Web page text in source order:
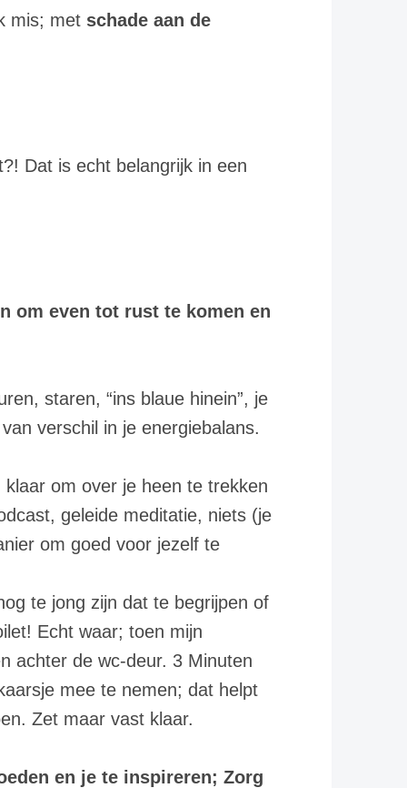
mis; met schade aan de
Dat is echt belangrijk in een
om even tot rust te komen en
staren, “ins blaue hinein”, je
verschil in je energiebalans.
om over je heen te trekken
geleide meditatie, niets (je
om goed voor jezelf te
te jong zijn dat te begrijpen of
Echt waar; toen mijn
achter de wc-deur. 3 Minuten
mee te nemen; dat helpt
Zet maar vast klaar.
en je te inspireren; Zorg